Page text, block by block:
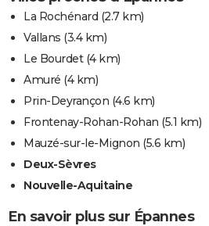
La Rochénard (2.7 km)
Vallans (3.4 km)
Le Bourdet(4 km)
Amuré (4 km)
Prin-Deyrançon (4.6 km)
Frontenay-Rohan-Rohan (5.1 km)
Mauzé-sur-le-Mignon (5.6 km)
Deux-Sèvres
Nouvelle-Aquitaine
En savoir plus sur Épannes